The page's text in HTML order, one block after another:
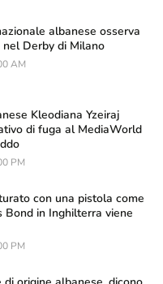
albanese osserva
Derby di Milano
AM
Kleodiana Yzeiraj
di fuga al MediaWorld
PM
con una pistola come
Bond in Inghilterra viene
PM